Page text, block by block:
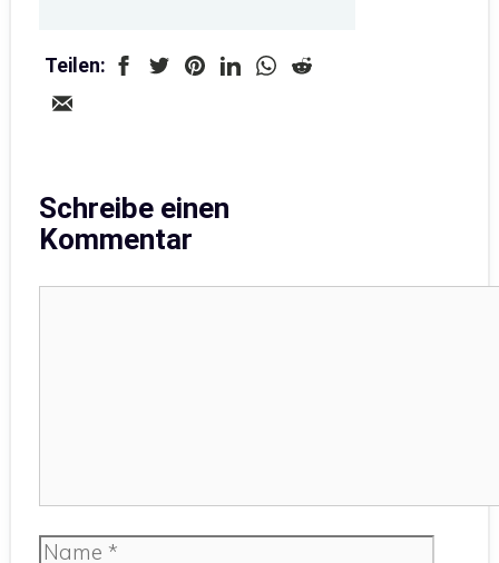
Teilen:
Schreibe einen
Kommentar
Name